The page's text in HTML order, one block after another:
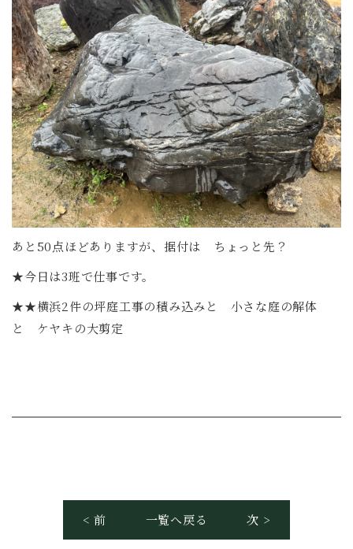
あと50点ほどありますが、据付は ちょっと先？
★今日は3班で仕事です。
★★横浜2件の坪庭工事の積み込みと 小さな庭の解体
と ケヤキの大剪定
< 前 一覧へ戻る 次 >